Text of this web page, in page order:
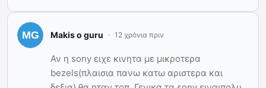
Makis o guru 12 χρόνια πριν
Αν η sony ειχε κινητα με μικροτερα
bezels(πλαισια πανω κατω αριστερα και